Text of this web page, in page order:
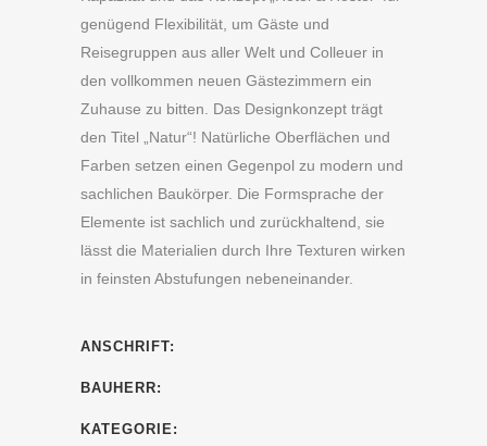
genügend Flexibilität, um Gäste und
Reisegruppen aus aller Welt und Colleuer in
den vollkommen neuen Gästezimmern ein
Zuhause zu bitten. Das Designkonzept trägt
den Titel „Natur“! Natürliche Oberflächen und
Farben setzen einen Gegenpol zu modern und
sachlichen Baukörper. Die Formsprache der
Elemente ist sachlich und zurückhaltend, sie
lässt die Materialien durch Ihre Texturen wirken
in feinsten Abstufungen nebeneinander.
ANSCHRIFT:
BAUHERR:
KATEGORIE: